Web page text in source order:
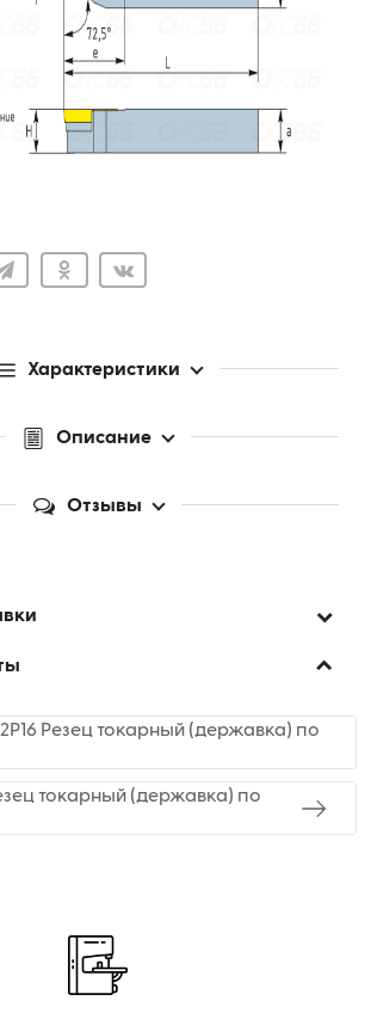
Характеристики
Описание
Отзывы
Резец токарный (державка) по
токарный (державка) по